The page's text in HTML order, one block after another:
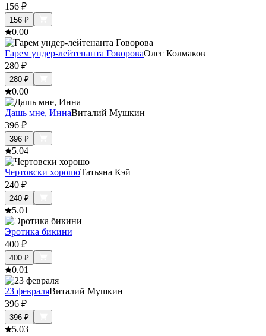
156 ₽
156 ₽
0.00
Гарем ундер-лейтенанта ГовороваОлег Колмаков
280 ₽
280 ₽
0.00
Дашь мне, ИннаВиталий Мушкин
396 ₽
396 ₽
5.04
Чертовски хорошоТатьяна Кэй
240 ₽
240 ₽
5.01
Эротика бикини
400 ₽
400 ₽
0.01
23 февраляВиталий Мушкин
396 ₽
396 ₽
5.03